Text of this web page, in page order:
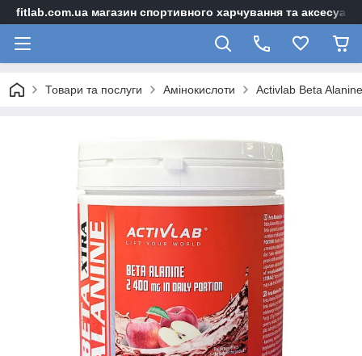
fitlab.com.ua магазин спортивного харчування та
Товари та послуги Амінокислоти Activlab Beta